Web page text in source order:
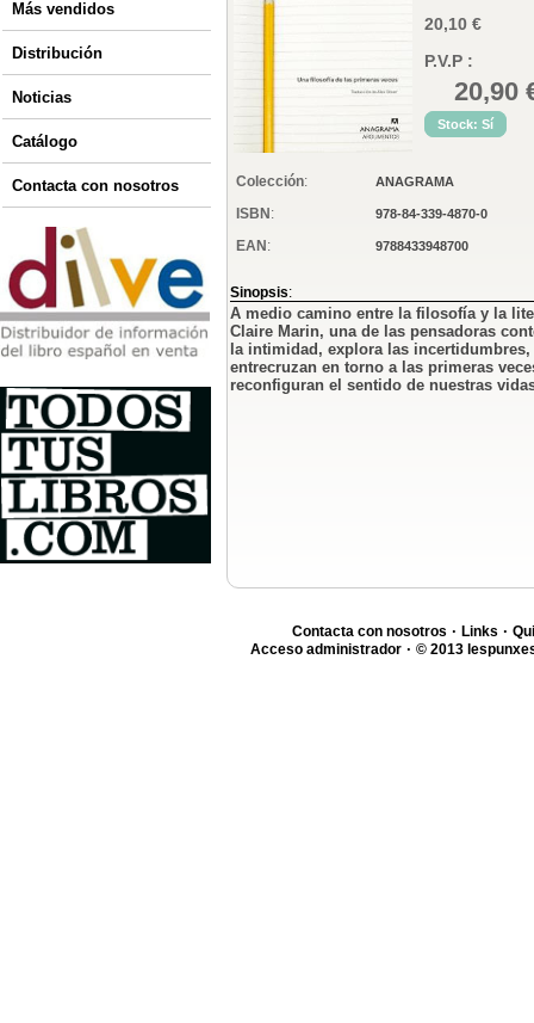
Más vendidos
Distribución
Noticias
Catálogo
Contacta con nosotros
20,10 €
P.V.P :
20,90
Stock: Sí
Colección: ANAGRAMA
ISBN : 978-84-339-4870-0
EAN : 9788433948700
Sinopsis:
A medio camino entre la filosofía y la
Claire Marin, una de las pensadoras
la intimidad, explora las
entrecruzan en torno a las primeras
reconfiguran el sentido de nuestras
Contacta con nosotros · Links ·
Acceso administrador· © 2013